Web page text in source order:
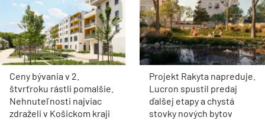
Ceny bývania v 2.
štvrťroku rástli pomalšie.
Nehnuteľnosti najviac
zdraželi v Košickom kraji
Projekt Rakyta napreduje.
Lucron spustil predaj
ďalšej etapy a chystá
stovky nových bytov